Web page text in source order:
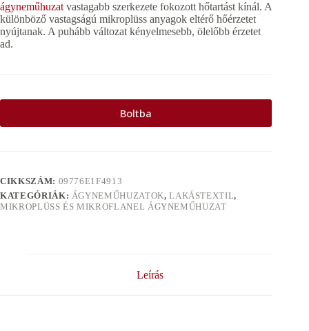
ágyneműhuzat vastagabb szerkezete fokozott hőtartást kínál. A
különböző vastagságú mikroplüss anyagok eltérő hőérzetet
nyújtanak. A puhább változat kényelmesebb, ölelőbb érzetet
ad.
Boltba
CIKKSZÁM: 09776E1F4913
KATEGÓRIÁK: ÁGYNEMŰHUZATOK,LAKÁSTEXTIL,
MIKROPLÜSS ÉS MIKROFLANEL ÁGYNEMŰHUZAT
Leírás